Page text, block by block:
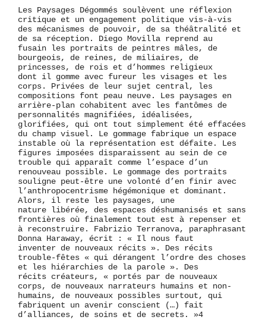
Les Paysages Dégommés soulèvent une réflexion
critique et un engagement politique vis-à-vis
des mécanismes de pouvoir, de sa théâtralité et
de sa réception. Diego Movilla reprend au
fusain les portraits de peintres mâles, de
bourgeois, de reines, de miliaires, de
princesses, de rois et d’hommes religieux
dont il gomme avec fureur les visages et les
corps. Privées de leur sujet central, les
compositions font peau neuve. Les paysages en
arrière-plan cohabitent avec les fantômes de
personnalités magnifiées, idéalisées,
glorifiées, qui ont tout simplement été effacées
du champ visuel. Le gommage fabrique un espace
instable où la représentation est défaite. Les
figures imposées disparaissent au sein de ce
trouble qui apparaît comme l’espace d’un
renouveau possible. Le gommage des portraits
souligne peut-être une volonté d’en finir avec
l’anthropocentrisme hégémonique et dominant.
Alors, il reste les paysages, une
nature libérée, des espaces déshumanisés et sans
frontières où finalement tout est à repenser et
à reconstruire. Fabrizio Terranova, paraphrasant
Donna Haraway, écrit : « Il nous faut
inventer de nouveaux récits ». Des récits
trouble-fêtes « qui dérangent l’ordre des choses
et les hiérarchies de la parole ». Des
récits créateurs, « portés par de nouveaux
corps, de nouveaux narrateurs humains et non-
humains, de nouveaux possibles surtout, qui
fabriquent un avenir conscient (…) fait
d’alliances, de soins et de secrets. »4